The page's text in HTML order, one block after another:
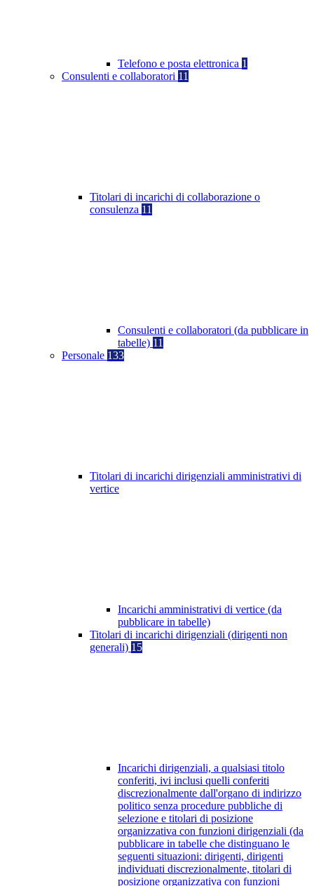
Telefono e posta elettronica 1
Consulenti e collaboratori 11
Titolari di incarichi di collaborazione o
consulenza 11
Consulenti e collaboratori (da pubblicare in
tabelle) 11
Personale 133
Titolari di incarichi dirigenziali amministrativi di
vertice
Incarichi amministrativi di vertice (da
pubblicare in tabelle)
Titolari di incarichi dirigenziali (dirigenti non
generali) 15
Incarichi dirigenziali, a qualsiasi titolo
conferiti, ivi inclusi quelli conferiti
discrezionalmente dall'organo di indirizzo
politico senza procedure pubbliche di
selezione e titolari di posizione
organizzativa con funzioni dirigenziali (da
pubblicare in tabelle che distinguano le
seguenti situazioni: dirigenti, dirigenti
individuati discrezionalmente, titolari di
posizione organizzativa con funzioni